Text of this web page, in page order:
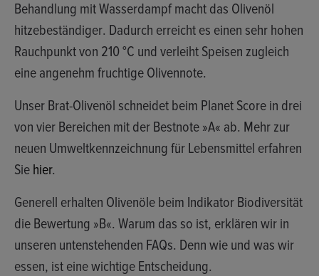
Behandlung mit Wasserdampf macht das Olivenöl
hitzebeständiger. Dadurch erreicht es einen sehr hohen
Rauchpunkt von 210 °C und verleiht Speisen zugleich
eine angenehm fruchtige Olivennote.
Unser Brat-Olivenöl schneidet beim Planet Score in drei
von vier Bereichen mit der Bestnote »A« ab. Mehr zur
neuen Umweltkennzeichnung für Lebensmittel erfahren
Sie hier.
Generell erhalten Olivenöle beim Indikator Biodiversität
die Bewertung »B«. Warum das so ist, erklären wir in
unseren untenstehenden FAQs. Denn wie und was wir
essen, ist eine wichtige Entscheidung.